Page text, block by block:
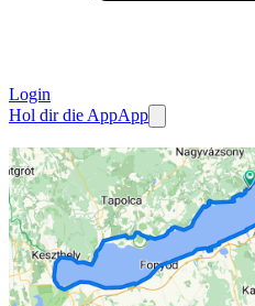
Login
Hol dir die AppApp